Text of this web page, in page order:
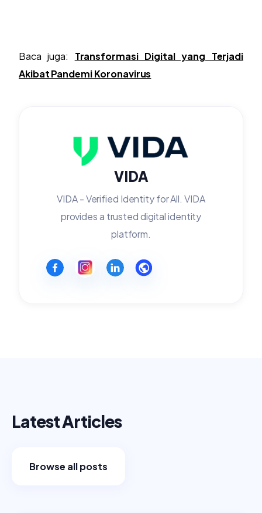
Baca juga: Transformasi Digital yang Terjadi
Akibat Pandemi Koronavirus
VIDA
VIDA - Verified Identity for All. VIDA
provides a trusted digital identity
platform.
Latest Articles
Browse all posts